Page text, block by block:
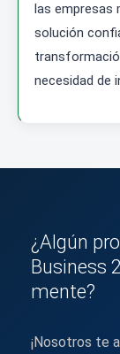
las empresas
solución
necesidad de
¿Algún
Business
mente?
¡Nosotros te